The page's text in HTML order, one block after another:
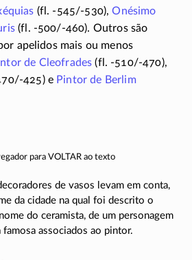
(fl. -545/-530),Onésimo
(fl. -500/-460). Outros são
apelidos mais ou menos
de Cleofrades (fl. -510/-470),
425)e Pintor de Berlim
para VOLTAR ao texto
de vasos levam em conta,
da cidade na qual foi descrito o
do ceramista, de um personagem
associados ao pintor.